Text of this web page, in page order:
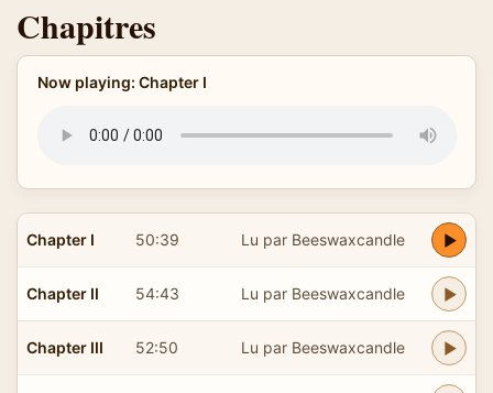
Chapitres
Now playing: Chapter I
Chapter I 50:39 Lu par Beeswaxcandle
Chapter II 54:43 Lu par Beeswaxcandle
Chapter III 52:50 Lu par Beeswaxcandle